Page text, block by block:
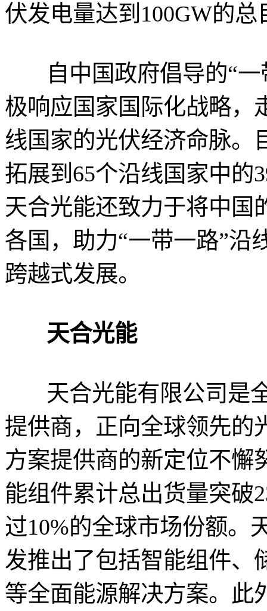
伏发电量达到100GW的总
自中国政府倡导的“一
极响应国家国际化战略，
线国家的光伏经济命脉。
拓展到65个沿线国家中的
天合光能还致力于将中国
各国，助力“一带一路”沿
跨越式发展。
天合光能
天合光能有限公司是全
提供商，正向全球领先的
方案提供商的新定位不懈
能组件累计总出货量突破
过10%的全球市场份额。
发推出了包括智能组件、
等全面能源解决方案。此